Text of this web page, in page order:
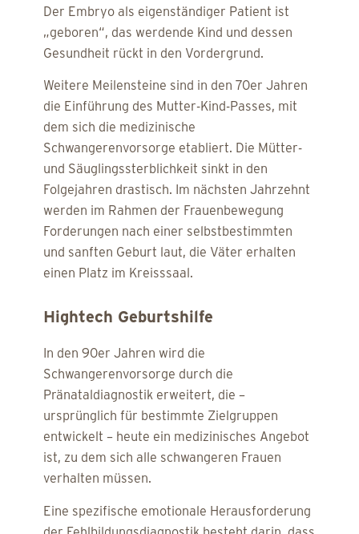
Der Embryo als eigenständiger Patient ist
„geboren“, das werdende Kind und dessen
Gesundheit rückt in den Vordergrund.
Weitere Meilensteine sind in den 70er Jahren
die Einführung des Mutter-Kind-Passes, mit
dem sich die medizinische
Schwangerenvorsorge etabliert. Die Mütter-
und Säuglingssterblichkeit sinkt in den
Folgejahren drastisch. Im nächsten Jahrzehnt
werden im Rahmen der Frauenbewegung
Forderungen nach einer selbstbestimmten
und sanften Geburt laut, die Väter erhalten
einen Platz im Kreisssaal.
Hightech Geburtshilfe
In den 90er Jahren wird die
Schwangerenvorsorge durch die
Pränataldiagnostik erweitert, die –
ursprünglich für bestimmte Zielgruppen
entwickelt – heute ein medizinisches Angebot
ist, zu dem sich alle schwangeren Frauen
verhalten müssen.
Eine spezifische emotionale Herausforderung